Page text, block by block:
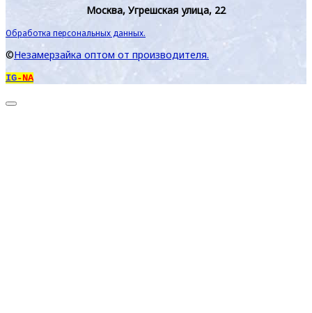
Москва, Угрешская улица, 22
Обработка персональных данных.
©Незамерзайка оптом от производителя.
IG-NA